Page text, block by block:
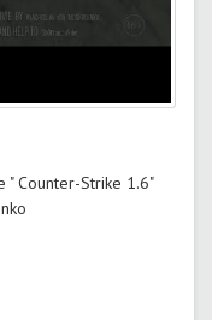
" Counter-Strike 1.6"